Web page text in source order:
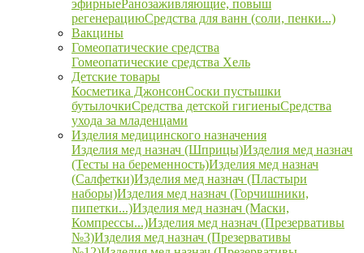
эфирныеРанозаживляющие, повыш
регенерациюСредства для ванн (соли, пенки...)
Вакцины
Гомеопатические средства
Гомеопатические средства Хель
Детские товары
Косметика ДжонсонСоски пустышки
бутылочкиСредства детской гигиеныСредства
ухода за младенцами
Изделия медицинского назначения
Изделия мед назнач (Шприцы)Изделия мед назнач
(Тесты на беременность)Изделия мед назнач
(Салфетки)Изделия мед назнач (Пластыри
наборы)Изделия мед назнач (Горчишники,
пипетки...)Изделия мед назнач (Маски,
Компрессы...)Изделия мед назнач (Презервативы
№3)Изделия мед назнач (Презервативы